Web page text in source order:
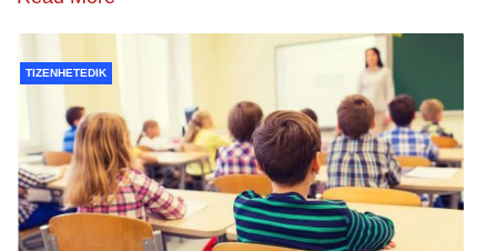
TIZENHETEDIK